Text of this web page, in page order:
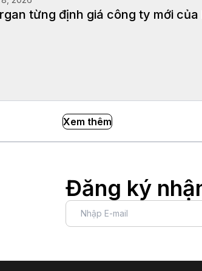
từng định giá công ty mới của
Xem thêm
Đăng ký